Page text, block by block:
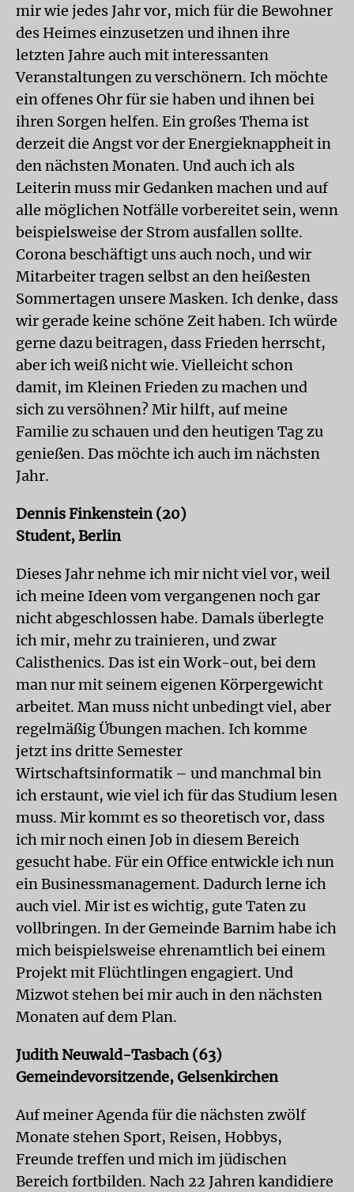
mir wie jedes Jahr vor, mich für die Bewohner
des Heimes einzusetzen und ihnen ihre
letzten Jahre auch mit interessanten
Veranstaltungen zu verschönern. Ich möchte
ein offenes Ohr für sie haben und ihnen bei
ihren Sorgen helfen. Ein großes Thema ist
derzeit die Angst vor der Energieknappheit in
den nächsten Monaten. Und auch ich als
Leiterin muss mir Gedanken machen und auf
alle möglichen Notfälle vorbereitet sein, wenn
beispielsweise der Strom ausfallen sollte.
Corona beschäftigt uns auch noch, und wir
Mitarbeiter tragen selbst an den heißesten
Sommertagen unsere Masken. Ich denke, dass
wir gerade keine schöne Zeit haben. Ich würde
gerne dazu beitragen, dass Frieden herrscht,
aber ich weiß nicht wie. Vielleicht schon
damit, im Kleinen Frieden zu machen und
sich zu versöhnen? Mir hilft, auf meine
Familie zu schauen und den heutigen Tag zu
genießen. Das möchte ich auch im nächsten
Jahr.
Dennis Finkenstein (20)
Student, Berlin
Dieses Jahr nehme ich mir nicht viel vor, weil
ich meine Ideen vom vergangenen noch gar
nicht abgeschlossen habe. Damals überlegte
ich mir, mehr zu trainieren, und zwar
Calisthenics. Das ist ein Work-out, bei dem
man nur mit seinem eigenen Körpergewicht
arbeitet. Man muss nicht unbedingt viel, aber
regelmäßig Übungen machen. Ich komme
jetzt ins dritte Semester
Wirtschaftsinformatik – und manchmal bin
ich erstaunt, wie viel ich für das Studium lesen
muss. Mir kommt es so theoretisch vor, dass
ich mir noch einen Job in diesem Bereich
gesucht habe. Für ein Office entwickle ich nun
ein Businessmanagement. Dadurch lerne ich
auch viel. Mir ist es wichtig, gute Taten zu
vollbringen. In der Gemeinde Barnim habe ich
mich beispielsweise ehrenamtlich bei einem
Projekt mit Flüchtlingen engagiert. Und
Mizwot stehen bei mir auch in den nächsten
Monaten auf dem Plan.
Judith Neuwald-Tasbach (63)
Gemeindevorsitzende, Gelsenkirchen
Auf meiner Agenda für die nächsten zwölf
Monate stehen Sport, Reisen, Hobbys,
Freunde treffen und mich im jüdischen
Bereich fortbilden. Nach 22 Jahren kandidiere